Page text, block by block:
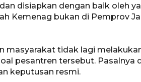
disiapkan dengan baik oleh
Kemenag bukan di Pemprov
masyarakat tidak lagi
pesantren tersebut. Pasalnya
keputusan resmi.